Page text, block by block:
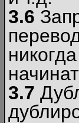
3.6
3.7